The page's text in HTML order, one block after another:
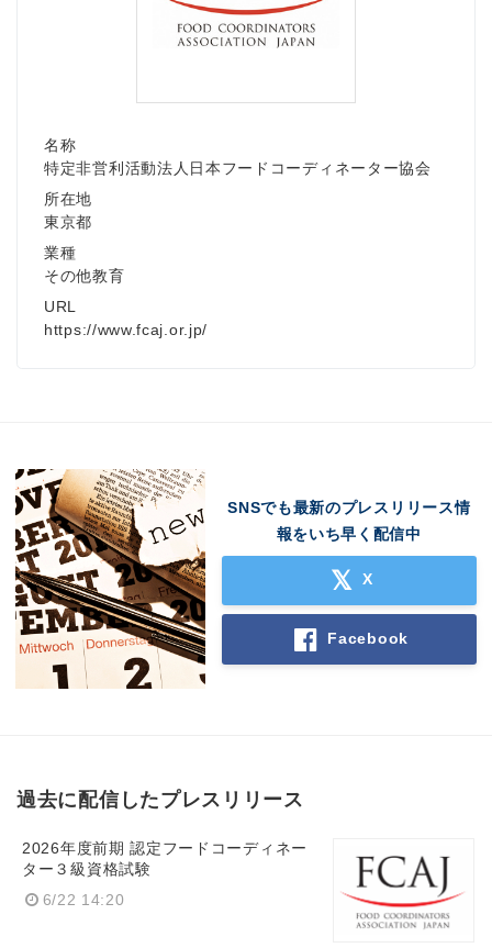
名称
特定非営利活動法人日本フードコーディネーター協会
所在地
東京都
業種
その他教育
URL
https://www.fcaj.or.jp/
SNSでも最新のプレスリリース情
報をいち早く配信中
X
Facebook
過去に配信したプレスリリース
2026年度前期 認定フードコーディネー
ター３級資格試験
6/22 14:20